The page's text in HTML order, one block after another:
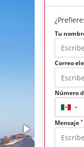
Tu
Correo
Número
▼
Mensaje *